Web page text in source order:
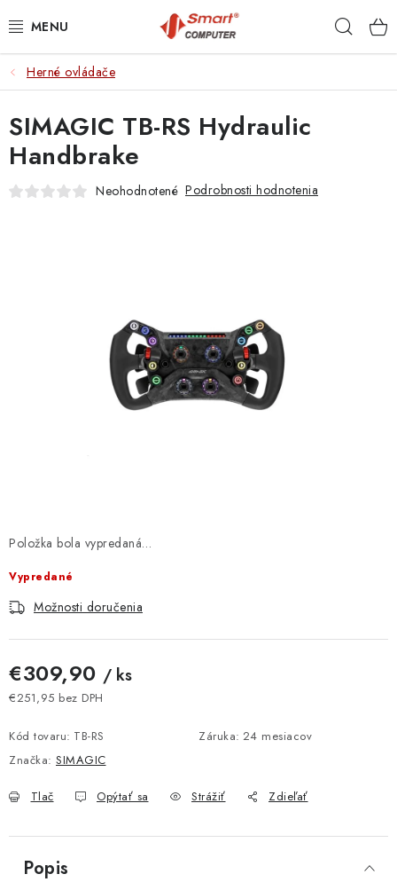
na
NOTEBOOKY
MOBILNÉ ZARIADENIA
PC A KOMPONENTY
: OBĽÚBENÉ PRODUKTY
: TOP PRODUKTY
ZNAČKY
Moja objednávka
Herné ovládače
Položka bola vypredaná…
Vypredané
Možnosti doručenia
€309,90 / ks
€251,95 bez DPH
Kód tovaru: TB-RS Záruka: 24 mesiacov
Značka: SIMAGIC
Tlač Opýtať sa Strážiť Zdieľať
SIMAGIC TB-RS Hydraulic
Handbrake
Neohodnotené Podrobnosti hodnotenia
Popis